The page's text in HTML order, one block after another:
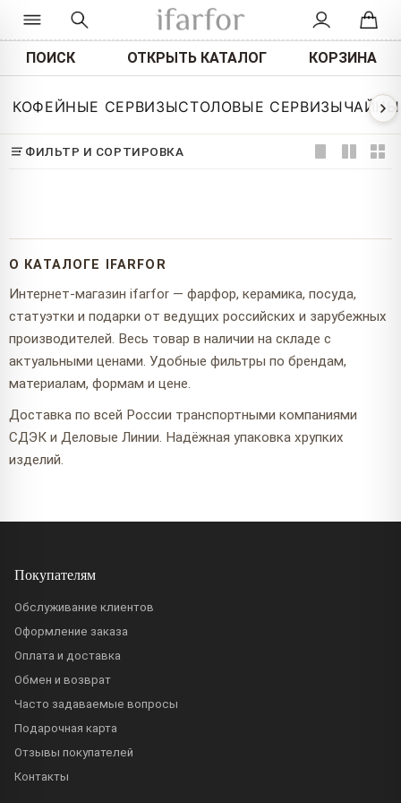
ПОИСК ОТКРЫТЬ КАТАЛОГ КОРЗИНА
КОФЕЙНЫЕ СЕРВИЗЫСТОЛОВЫЕ СЕРВИЗЫ
ФИЛЬТР И СОРТИРОВКА
О КАТАЛОГЕ IFARFOR
Интернет-магазин ifarfor — фарфор, керамика, посуда,
статуэтки и подарки от ведущих российских и зарубежных
производителей. Весь товар в наличии на складе с
актуальными ценами. Удобные фильтры по брендам,
материалам, формам и цене.
Доставка по всей России транспортными компаниями
СДЭК и Деловые Линии. Надёжная упаковка хрупких
изделий.
Покупателям
Обслуживание клиентов
Оформление заказа
Оплата и доставка
Обмен и возврат
Часто задаваемые вопросы
Подарочная карта
Отзывы покупателей
Контакты